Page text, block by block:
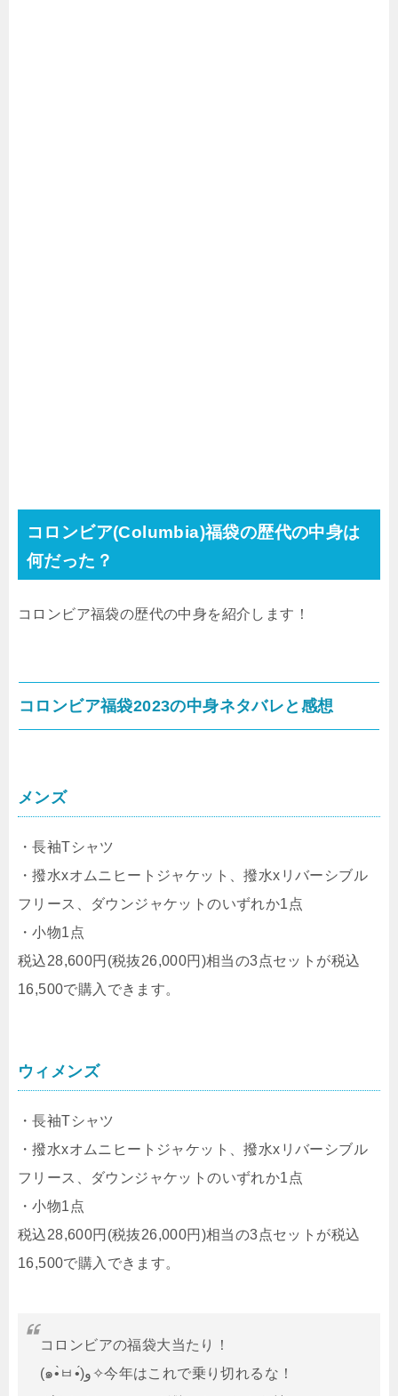
コロンビア(Columbia)福袋の歴代の中身は
何だった？
コロンビア福袋の歴代の中身を紹介します！
コロンビア福袋2023の中身ネタバレと感想
メンズ
・長袖Tシャツ
・撥水xオムニヒートジャケット、撥水xリバーシブル
フリース、ダウンジャケットのいずれか1点
・小物1点
税込28,600円(税抜26,000円)相当の3点セットが税込
16,500で購入できます。
ウィメンズ
・長袖Tシャツ
・撥水xオムニヒートジャケット、撥水xリバーシブル
フリース、ダウンジャケットのいずれか1点
・小物1点
税込28,600円(税抜26,000円)相当の3点セットが税込
16,500で購入できます。
コロンビアの福袋大当たり！
(๑•̀ㅂ•́)و✧今年はこれで乗り切れるな！